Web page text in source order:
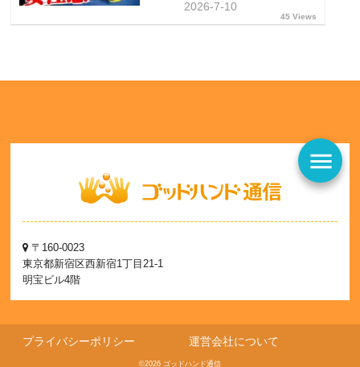
2026-7-10
45 Views
menu
〒160-0023
東京都新宿区西新宿1丁目21-1
明宝ビル4階
プライバシーポリシー 運営会社について
©2026 ゴッドハンド通信